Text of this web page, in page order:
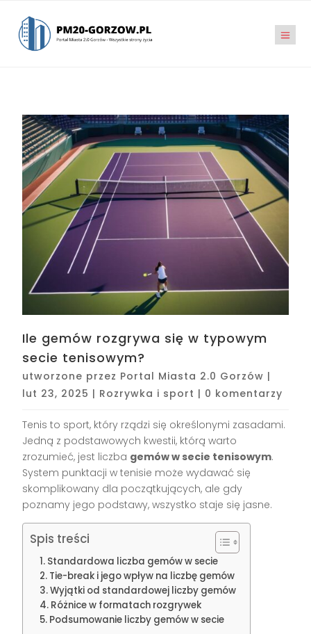
Ile gemów rozgrywa się w typowym
secie tenisowym?
utworzone przez Portal Miasta 2.0 Gorzów |
lut 23, 2025 | Rozrywka i sport | 0 komentarzy
Tenis to sport, który rządzi się określonymi zasadami.
Jedną z podstawowych kwestii, którą warto
zrozumieć, jest liczba gemów w secie tenisowym.
System punktacji w tenisie może wydawać się
skomplikowany dla początkujących, ale gdy
poznamy jego podstawy, wszystko staje się jasne.
Spis treści
Standardowa liczba gemów w secie
Tie-break i jego wpływ na liczbę gemów
Wyjątki od standardowej liczby gemów
Różnice w formatach rozgrywek
Podsumowanie liczby gemów w secie